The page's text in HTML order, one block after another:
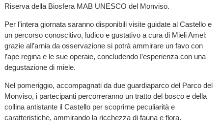
Riserva della Biosfera MAB UNESCO del Monviso.
Per l’intera giornata saranno disponibili visite guidate al Castello e
un percorso conoscitivo, ludico e gustativo a cura di Mieli Amel:
grazie all’arnia da osservazione si potrà ammirare un favo con
l’ape regina e le sue operaie, concludendo l’esperienza con una
degustazione di miele.
Nel pomeriggio, accompagnati da due guardiaparco del Parco del
Monviso, i partecipanti percorreranno un tratto del bosco e della
collina antistante il Castello per scoprirne peculiarità e
caratteristiche, ammirando la ricchezza di fauna e flora.